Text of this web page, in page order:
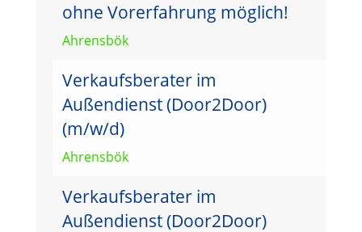
ohne Vorerfahrung möglich!
Ahrensbök
Verkaufsberater im
Außendienst (Door2Door)
(m/w/d)
Ahrensbök
Verkaufsberater im
Außendienst (Door2Door)